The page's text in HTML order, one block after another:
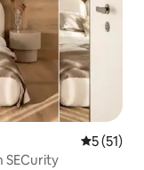
5 (51)
SECurity